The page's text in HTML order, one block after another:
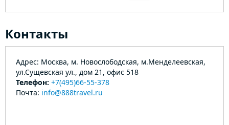
Контакты
Адрес: Москва, м. Новослободская, м.Менделеевская,
ул.Сущевская ул., дом 21, офис 518
Телефон: +7(495)66-55-378
Почта: info@888travel.ru